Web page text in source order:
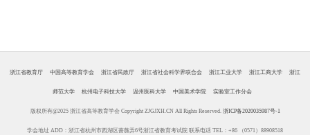
浙江省教育厅 中国高等教育学会 浙江省民政厅 浙江省社会科学界联合会 浙江工业大学 浙江工商大学 浙江
师范大学 杭州电子科技大学 温州医科大学 中国美术学院 实验室工作分会
版权所有@2025 浙江省高等教育学会 Copyright ZJGJXH.CN All Rights Reserved. 浙ICP备2020035987号-1
学会地址 ADD：浙江省杭州市西湖区蔷薇弄6号浙江省教育考试院 联系电话 TEL：+86 （0571）88908518